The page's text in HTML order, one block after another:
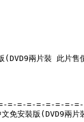
兩片裝 此片售
=-=-=-=-=-=-=-
安裝版(DVD9兩片